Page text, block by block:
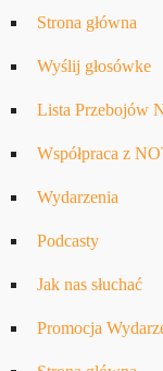
Strona główna
Wyślij głosówke
Lista Przebojów
Współpraca z
Wydarzenia
Podcasty
Jak nas słuchać
Promocja